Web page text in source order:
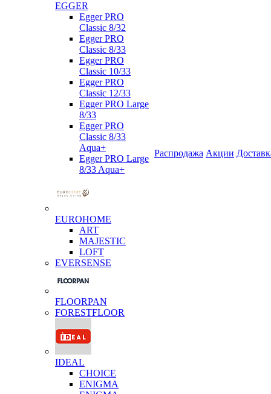
EGGER
Egger PRO
Classic 8/32
Egger PRO
Classic 8/33
Egger PRO
Classic 10/33
Egger PRO
Classic 12/33
Egger PRO Large
8/33
Egger PRO
Classic 8/33
Aqua+
Egger PRO Large
8/33 Aqua+
EUROHOME
ART
MAJESTIC
LOFT
EVERSENSE
FLOORPAN
FORESTFLOOR
IDEAL
CHOICE
ENIGMA
Распродажа Акции